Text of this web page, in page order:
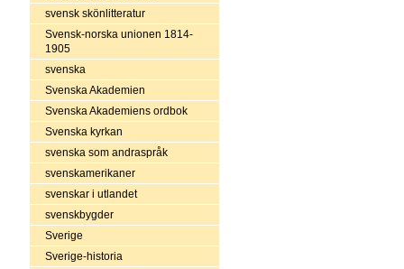
svensk skönlitteratur
Svensk-norska unionen 1814-
1905
svenska
Svenska Akademien
Svenska Akademiens ordbok
Svenska kyrkan
svenska som andraspråk
svenskamerikaner
svenskar i utlandet
svenskbygder
Sverige
Sverige-historia